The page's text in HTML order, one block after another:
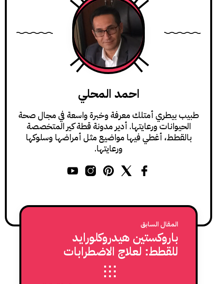
احمد المحلي
طبيب بيطري أمتلك معرفة وخبرة واسعة في مجال صحة
الحيوانات ورعايتها. أدير مدونة قطة كير المتخصصة
بالقطط، أغطي فيها مواضيع مثل أمراضها وسلوكها
ورعايتها.
المقال السابق
باروكستين هيدروكلورايد
للقطط: لعلاج الاضطرابات
السلوكية لدى القطط